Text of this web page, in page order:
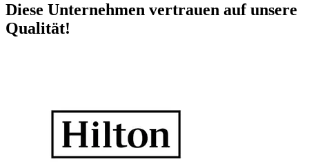
Diese Unternehmen vertrauen auf unsere
Qualität!